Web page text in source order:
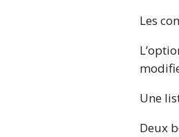
Les
Une
Deux